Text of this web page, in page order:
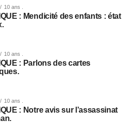
10 ans .
: Mendicité des enfants : état
10 ans .
: Parlons des cartes
10 ans .
: Notre avis sur l’assassinat